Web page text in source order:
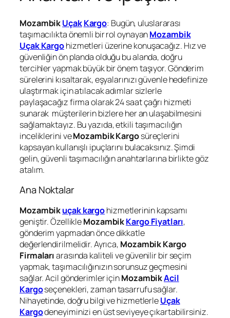
MozambikUçakKargo: Bugün, uluslararası
taşımacılıkta önemli bir rol oynayanMozambik
Uçak Kargohizmetleri üzerine konuşacağız. Hız ve
güvenliğin ön planda olduğu bu alanda, doğru
tercihler yapmak büyük bir önem taşıyor. Gönderim
sürelerini kısaltarak, eşyalarınızı güvenle hedefinize
ulaştırmak için atılacak adımlar sizlerle
paylaşacağız firma olarak 24 saat çağrı hizmeti
sunarak müşterilerin bizlere her an ulaşabilmesini
sağlamaktayız. Bu yazıda, etkili taşımacılığın
inceliklerini veMozambik Kargosüreçlerini
kapsayan kullanışlı ipuçlarını bulacaksınız. Şimdi
gelin, güvenli taşımacılığın anahtarlarına birlikte göz
atalım.
Ana Noktalar
Mozambikuçak kargohizmetlerinin kapsamı
geniştir. ÖzellikleMozambikKargo Fiyatları,
gönderim yapmadan önce dikkatle
değerlendirilmelidir. Ayrıca, Mozambik Kargo
Firmalarıarasında kaliteli ve güvenilir bir seçim
yapmak, taşımacılığınızın sorunsuz geçmesini
sağlar. Acil gönderimler içinMozambikAcil
Kargoseçenekleri, zaman tasarrufu sağlar.
Nihayetinde, doğru bilgi ve hizmetlerleUçak
Kargodeneyiminizi en üst seviyeye çıkartabilirsiniz.